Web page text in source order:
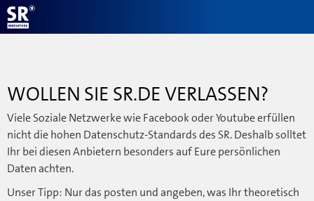
WOLLEN SIE SR.DE VERLASSEN?
Viele Soziale Netzwerke wie Facebook oder Youtube erfüllen
nicht die hohen Datenschutz-Standards des SR. Deshalb solltet
Ihr bei diesen Anbietern besonders auf Eure persönlichen
Daten achten.
Unser Tipp: Nur das posten und angeben, was Ihr theoretisch